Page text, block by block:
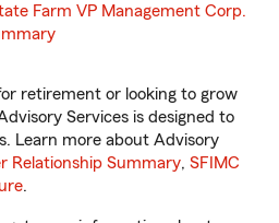
Farm VP Management Corp.
retirement or looking to grow
Services is designed to
Learn more about Advisory
Relationship Summary, SFIMC
.